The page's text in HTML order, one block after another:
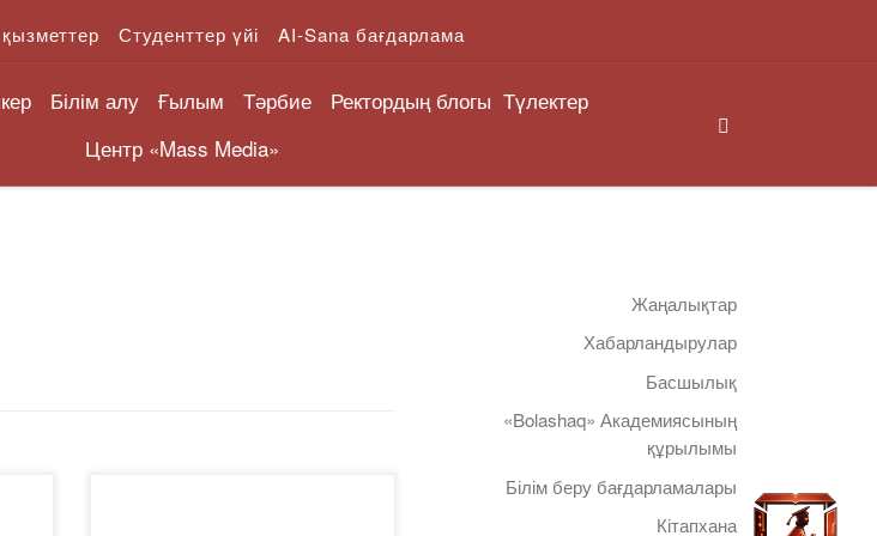
Студенттер үйі AI-Sana бағдарлама
Білім алу Ғылым Тәрбие Ректордың блогы Түлектер
Центр «Mass Media»
Жаңалықтар
Хабарландырулар
Басшылық
«Bolashaq» Академиясының
құрылымы
Білім беру бағдарламалары
Кітапхана